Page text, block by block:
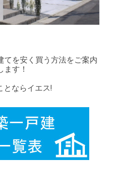
てを安く買う方法をご案内
ます！
とならイエス!